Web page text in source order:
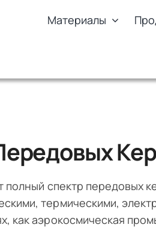
Материалы
полный спектр передовых
термическими,
как аэрокосмическая